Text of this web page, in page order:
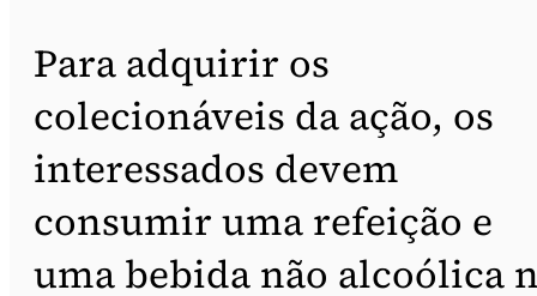
Para adquirir os
colecionáveis da ação, os
interessados devem
consumir uma refeição e
uma bebida não alcoólica